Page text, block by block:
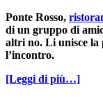
Ponte Rosso,
di un gruppo di
altri no. Li unisce la
l’incontro.
[Leggi di più…]